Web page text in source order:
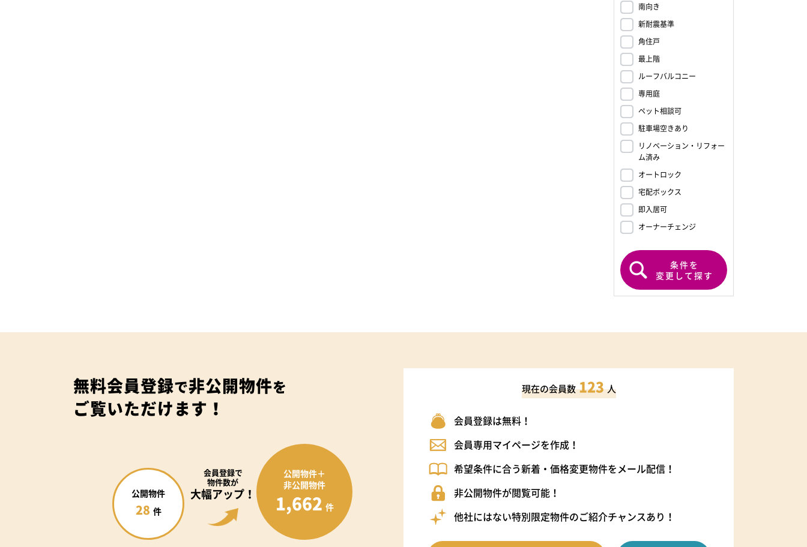
南向き
新耐震基準
角住戸
最上階
ルーフバルコニー
専用庭
ペット相談可
駐車場空きあり
リノベーション・リフォー
ム済み
オートロック
宅配ボックス
即入居可
オーナーチェンジ
条件を
変更して探す
無料会員登録で非公開物件を
ご覧いただけます！
会員登録で
物件数が
大幅アップ！
公開物件
28 件
公開物件＋
非公開物件
1,662 件
現在の会員数 123 人
会員登録は無料！
会員専用マイページを作成！
希望条件に合う新着・価格変更物件をメール配信！
非公開物件が閲覧可能！
他社にはない特別限定物件のご紹介チャンスあり！